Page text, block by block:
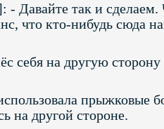
- Давайте так и
что кто-нибудь сюда
себя на другую сторону
прыжковые
на другой стороне.